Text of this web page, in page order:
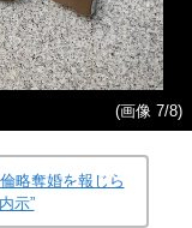
(画像 7/8)
略奪婚を報じら
示”